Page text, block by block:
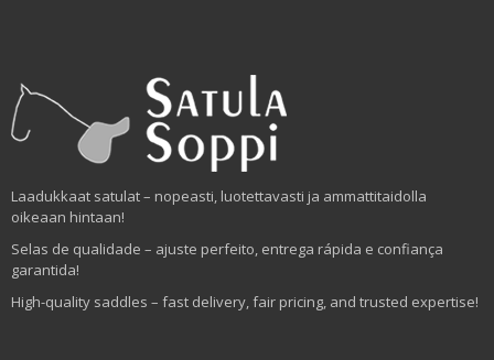
Laadukkaat satulat – nopeasti, luotettavasti ja ammattitaidolla
oikeaan hintaan!
Selas de qualidade – ajuste perfeito, entrega rápida e confiança
garantida!
High-quality saddles – fast delivery, fair pricing, and trusted expertise!